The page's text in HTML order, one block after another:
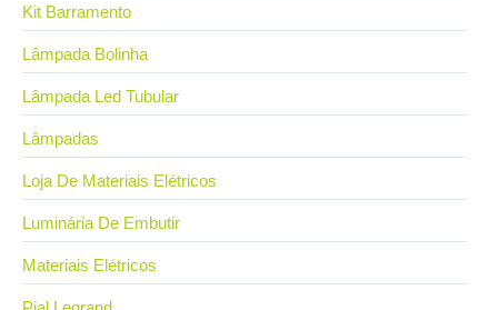
Kit Barramento
Lâmpada Bolinha
Lâmpada Led Tubular
Lâmpadas
Loja De Materiais Elétricos
Luminária De Embutir
Materiais Elétricos